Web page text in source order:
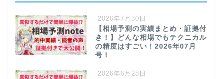
2026年7月30日
【相場予測の実績まとめ・証拠付
き！】どんな相場でもテクニカル
の精度はすごい！2026年07月
号！
2026年6月28日